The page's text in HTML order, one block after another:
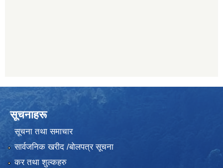
सूचनाहरू
सूचना तथा समाचार
सार्वजनिक खरीद /बोलपत्र सूचना
कर तथा शुल्कहरु